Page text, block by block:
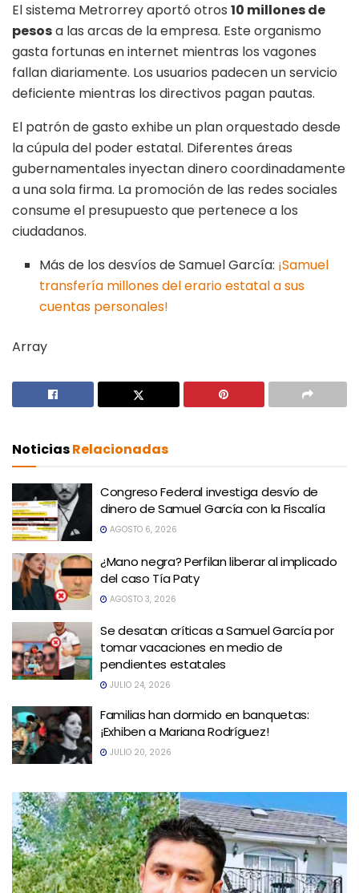
El sistema Metrorrey aportó otros 10 millones de
pesosa las arcas de la empresa. Este organismo
gasta fortunas en internet mientras los vagones
fallan diariamente. Los usuarios padecen un servicio
deficiente mientras los directivos pagan pautas.
El patrón de gasto exhibe un plan orquestado desde
la cúpula del poder estatal. Diferentes áreas
gubernamentales inyectan dinero coordinadamente
a una sola firma. La promoción de las redes sociales
consume el presupuesto que pertenece a los
ciudadanos.
Más de los desvíos de Samuel García: ¡Samuel
transfería millones del erario estatal a sus
cuentas personales!
Array
NoticiasRelacionadas
Congreso Federal investiga desvío de
dinero de Samuel García con la Fiscalía
AGOSTO 6, 2026
¿Mano negra? Perfilan liberar al implicado
del caso Tía Paty
AGOSTO 3, 2026
Se desatan críticas a Samuel García por
tomar vacaciones en medio de
pendientes estatales
JULIO 24, 2026
Familias han dormido en banquetas:
¡Exhiben a Mariana Rodríguez!
JULIO 20, 2026